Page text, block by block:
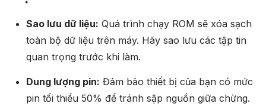
Sao lưu dữ liệu: Quá trình chạy ROM sẽ xóa sạch
toàn bộ dữ liệu trên máy. Hãy sao lưu các tập tin
quan trọng trước khi làm.
Dung lượng pin: Đảm bảo thiết bị của bạn có mức
pin tối thiểu 50% để tránh sập nguồn giữa chừng.